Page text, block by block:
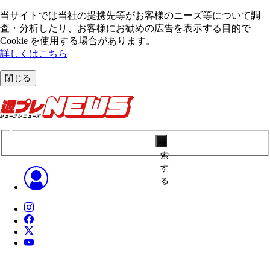
当サイトでは当社の提携先等がお客様のニーズ等について調
査・分析したり、お客様にお勧めの広告を表⽰する⽬的で
Cookie を使⽤する場合があります。
詳しくはこちら
閉じる
索
す
る